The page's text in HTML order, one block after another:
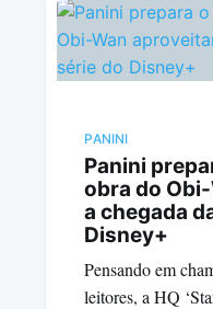
PANINI
Panini
obra do
a chegada
Disney+
Pensando em
leitores, a HQ